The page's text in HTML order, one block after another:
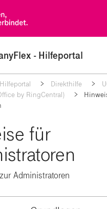
- Hilfeportal
Direkthilfe
by RingCentral)
für
Administratoren